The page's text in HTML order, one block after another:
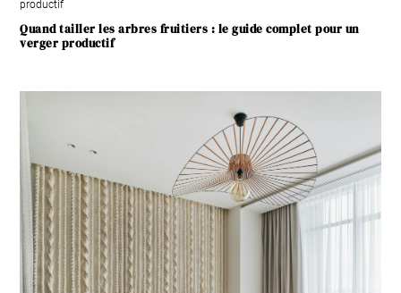
Quand tailler les arbres fruitiers : le guide complet pour un
verger productif